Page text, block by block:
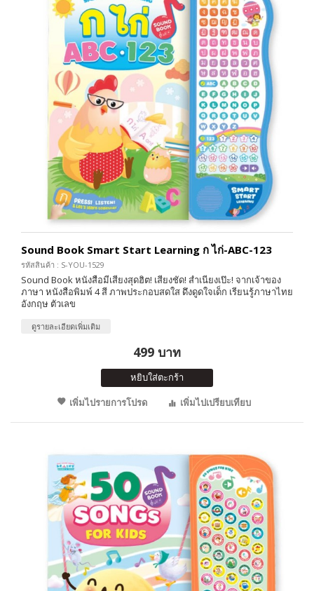
Sound Book Smart Start Learning ก ไก่-ABC-123
รหัสสินค้า : S-YOU-1529
Sound Book หนังสือมีเสียงสุดฮิต! เสียงชัด! สำเนียงเป๊ะ! จากเจ้าของ
ภาษา หนังสือพิมพ์ 4 สี ภาพประกอบสดใส ดึงดูดใจเด็ก เรียนรู้ภาษาไทย
อังกฤษ ตัวเลข
ดูรายละเอียดเพิ่มเติม
499 บาท
หยิบใส่ตะกร้า
เพิ่มไปรายการโปรด
เพิ่มไปเปรียบเทียบ